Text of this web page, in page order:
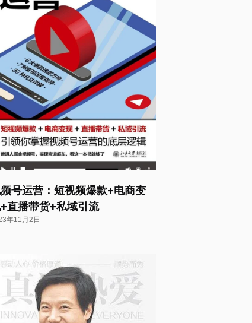
号运营：短视频爆款+电商变
直播带货+私域引流
年11月2日